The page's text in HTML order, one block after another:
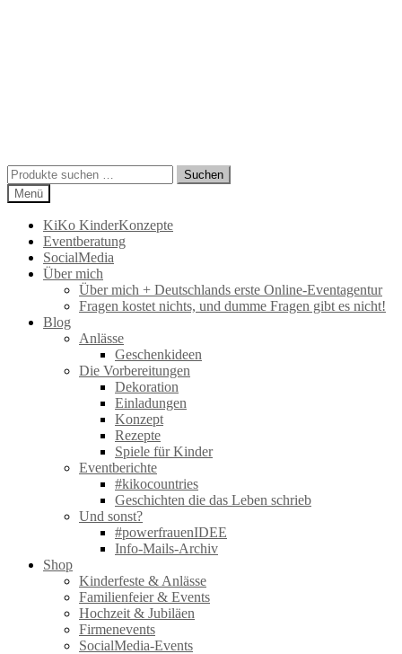
Suchen
nach:
Suchen
Menü
KiKo KinderKonzepte
Eventberatung
SocialMedia
Über mich
Über mich + Deutschlands erste Online-Eventagentur
Fragen kostet nichts, und dumme Fragen gibt es nicht!
Blog
Anlässe
Geschenkideen
Die Vorbereitungen
Dekoration
Einladungen
Konzept
Rezepte
Spiele für Kinder
Eventberichte
#kikocountries
Geschichten die das Leben schrieb
Und sonst?
#powerfrauenIDEE
Info-Mails-Archiv
Shop
Kinderfeste & Anlässe
Familienfeier & Events
Hochzeit & Jubiläen
Firmenevents
SocialMedia-Events